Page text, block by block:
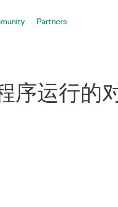
Partners
序运行的